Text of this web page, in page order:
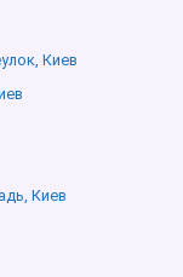
Киев
Киев